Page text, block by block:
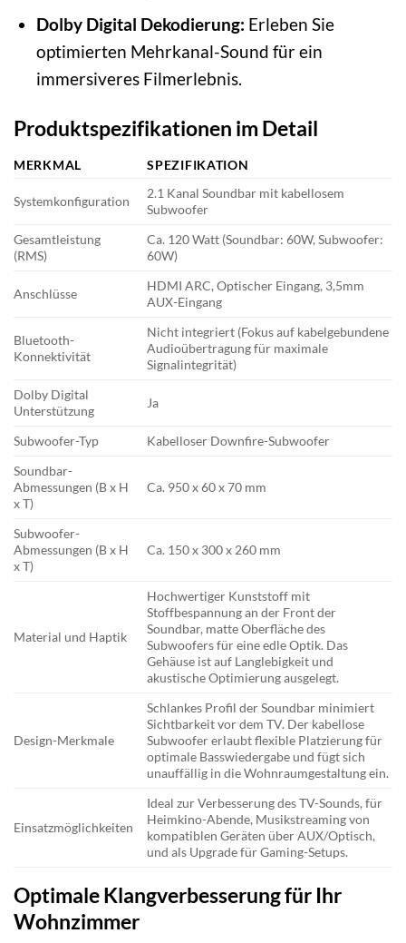
Dolby Digital Dekodierung: Erleben Sie
optimierten Mehrkanal-Sound für ein
immersiveres Filmerlebnis.
Produktspezifikationen im Detail
MERKMAL SPEZIFIKATION
Systemkonfiguration
2.1 Kanal Soundbar mit kabellosem
Subwoofer
Gesamtleistung
(RMS)
Ca. 120 Watt (Soundbar: 60W, Subwoofer:
60W)
Anschlüsse
HDMI ARC, Optischer Eingang, 3,5mm
AUX-Eingang
Bluetooth-
Konnektivität
Nicht integriert (Fokus auf kabelgebundene
Audioübertragung für maximale
Signalintegrität)
Dolby Digital
Unterstützung
Ja
Subwoofer-Typ
Kabelloser Downfire-Subwoofer
Soundbar-
Abmessungen (B x H
x T)
Ca. 950 x 60 x 70 mm
Subwoofer-
Abmessungen (B x H
x T)
Ca. 150 x 300 x 260 mm
Material und Haptik
Hochwertiger Kunststoff mit
Stoffbespannung an der Front der
Soundbar, matte Oberfläche des
Subwoofers für eine edle Optik. Das
Gehäuse ist auf Langlebigkeit und
akustische Optimierung ausgelegt.
Design-Merkmale
Schlankes Profil der Soundbar minimiert
Sichtbarkeit vor dem TV. Der kabellose
Subwoofer erlaubt flexible Platzierung für
optimale Basswiedergabe und fügt sich
unauffällig in die Wohnraumgestaltung ein.
Einsatzmöglichkeiten
Ideal zur Verbesserung des TV-Sounds, für
Heimkino-Abende, Musikstreaming von
kompatiblen Geräten über AUX/Optisch,
und als Upgrade für Gaming-Setups.
Optimale Klangverbesserung für Ihr
Wohnzimmer